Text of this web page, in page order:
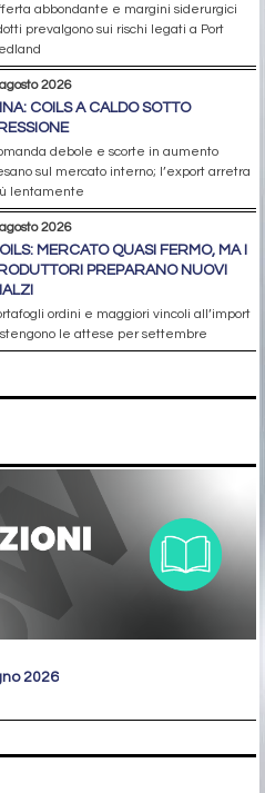
abbondante e margini siderurgici
prevalgono sui rischi legati a Port
2026
COILS A CALDO SOTTO
debole e scorte in aumento
sul mercato interno; l’export arretra
lentamente
2026
MERCATO QUASI FERMO, MA I
PREPARANO NUOVI
ordini e maggiori vincoli all’import
le attese per settembre
2026